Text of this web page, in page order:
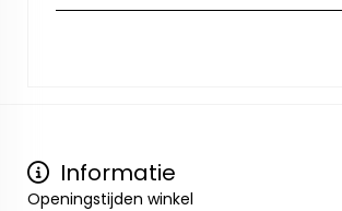
Informatie
Openingstijden winkel